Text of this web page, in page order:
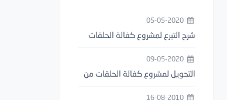
05-05-2020
شرح التبرع لمشروع كفالة الحلقات
09-05-2020
التحويل لمشروع كفالة الحلقات من
16-08-2010